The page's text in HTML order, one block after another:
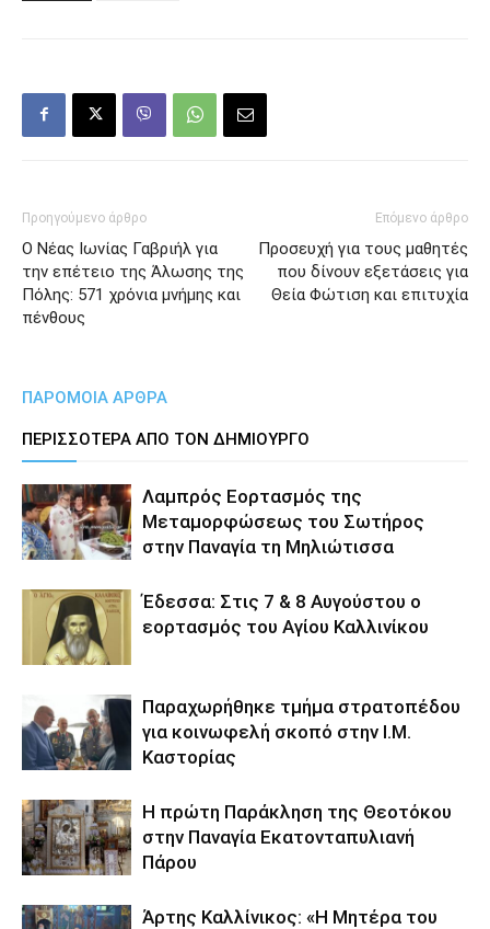
Προηγούμενο άρθρο
Ο Νέας Ιωνίας Γαβριήλ για
την επέτειο της Άλωσης της
Πόλης: 571 χρόνια μνήμης και
πένθους
Επόμενο άρθρο
Προσευχή για τους μαθητές
που δίνουν εξετάσεις για
Θεία Φώτιση και επιτυχία
ΠΑΡΟΜΟΙΑ ΑΡΘΡΑ
ΠΕΡΙΣΣΟΤΕΡΑ ΑΠΟ ΤΟΝ ΔΗΜΙΟΥΡΓΟ
Λαμπρός Εορτασμός της
Μεταμορφώσεως του Σωτήρος
στην Παναγία τη Μηλιώτισσα
Έδεσσα: Στις 7 & 8 Αυγούστου ο
εορτασμός του Αγίου Καλλινίκου
Παραχωρήθηκε τμήμα στρατοπέδου
για κοινωφελή σκοπό στην Ι.Μ.
Καστορίας
Η πρώτη Παράκληση της Θεοτόκου
στην Παναγία Εκατονταπυλιανή
Πάρου
Άρτης Καλλίνικος: «Η Μητέρα του